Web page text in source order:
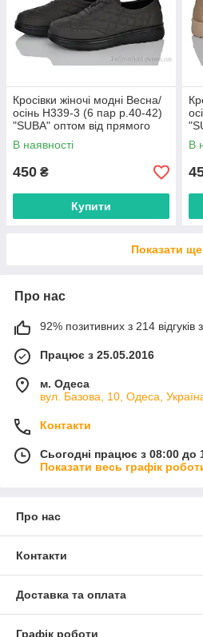
Кросівки жіночі модні Весна/
осінь H339-3 (6 пар р.40-42)
"SUBA" оптом від прямого
постачальника
В наявності
450 ₴
Купити
В
Показати ще
Про нас
92% позитивних з 214 відгуків
Працює з 25.05.2016
м. Одеса
вул. Базова, 10, Одеса,
Контакти
Сьогодні працює з 08:00 до
Показати весь графік
Про нас
Контакти
Доставка та оплата
Графік роботи